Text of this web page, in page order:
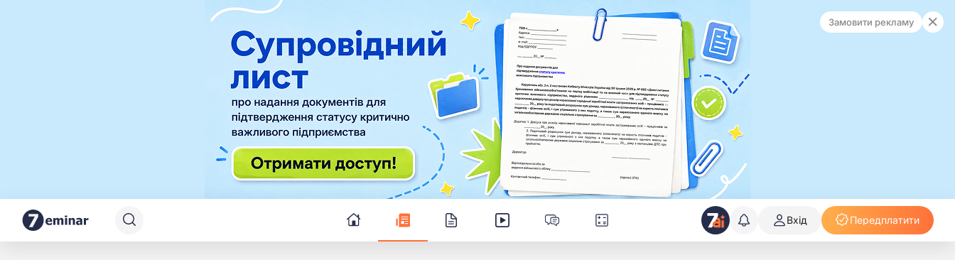
Замовити рекламу
Вхід Передплатити